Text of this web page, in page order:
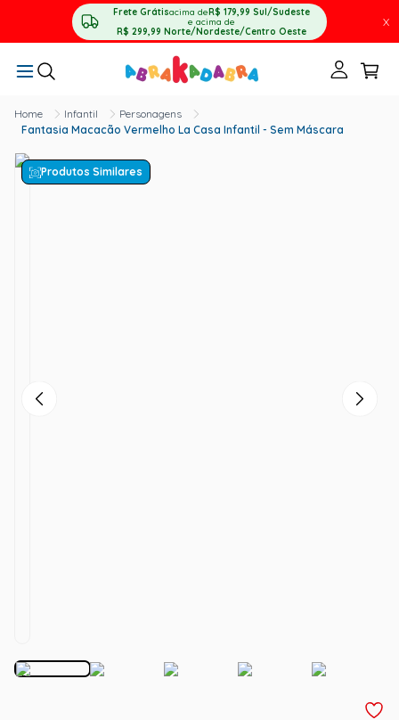
Frete Grátisacima deR$ 179,99 Sul/Sudeste
e acima de
R$ 299,99 Norte/Nordeste/Centro Oeste
X
Infantil
Personagens
Fantasia Macacão Vermelho La Casa Infantil - Sem Máscara
Produtos Similares